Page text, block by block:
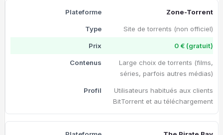
Zone-Torrent
Site de torrents (non officiel)
0 € (gratuit)
Large choix de torrents (films,
séries, parfois autres médias)
Utilisateurs habitués aux clients
BitTorrent et au téléchargement